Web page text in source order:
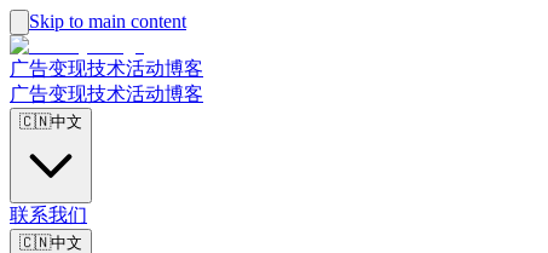
Skip to main content
广告变现技术活动博客
广告变现技术活动博客
🇨🇳中文
联系我们
🇨🇳中文